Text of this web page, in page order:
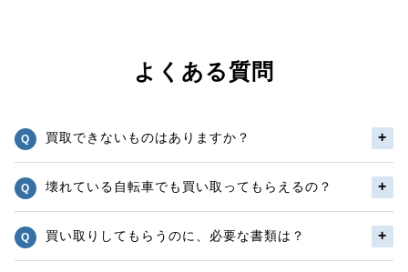
よくある質問
買取できないものはありますか？
壊れている自転車でも買い取ってもらえるの？
買い取りしてもらうのに、必要な書類は？